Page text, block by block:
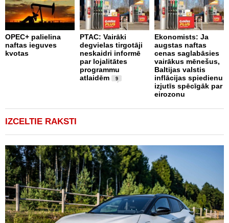
OPEC+ palielina
naftas ieguves
kvotas
PTAC: Vairāki
degvielas tirgotāji
neskaidri informē
par lojalitātes
programmu
atlaidēm
9
Ekonomists: Ja
augstas naftas
cenas saglabāsies
vairākus mēnešus,
Baltijas valstis
inflācijas spiedienu
izjutīs spēcīgāk par
eirozonu
IZCELTIE RAKSTI